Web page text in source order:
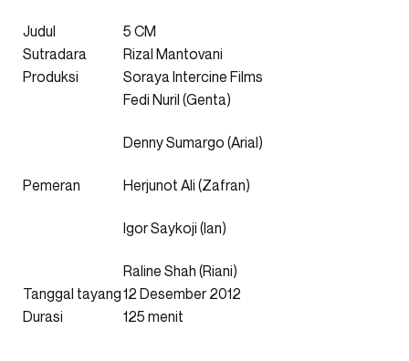
Judul
5 CM
Sutradara
Rizal Mantovani
Produksi
Soraya Intercine Films
Pemeran
Fedi Nuril (Genta)
Denny Sumargo (Arial)
Herjunot Ali (Zafran)
Igor Saykoji (Ian)
Raline Shah (Riani)
Tanggal tayang12 Desember 2012
Durasi
125 menit